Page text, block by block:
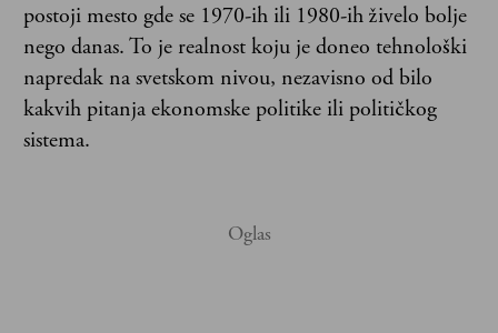
postoji mesto gde se 1970-ih ili 1980-ih živelo bolje
nego danas. To je realnost koju je doneo tehnološki
napredak na svetskom nivou, nezavisno od bilo
kakvih pitanja ekonomske politike ili političkog
sistema.